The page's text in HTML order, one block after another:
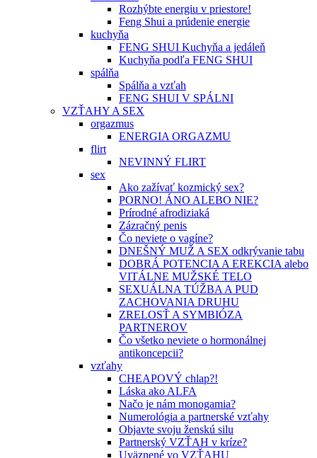
Rozhýbte energiu v priestore!
Feng Shui a prúdenie energie
kuchyňa
FENG SHUI Kuchyňa a jedáleň
Kuchyňa podľa FENG SHUI
spálňa
Spálňa a vzťah
FENG SHUI V SPÁLNI
VZŤAHY A SEX
orgazmus
ENERGIA ORGAZMU
flirt
NEVINNÝ FLIRT
sex
Ako zažívať kozmický sex?
PORNO! ÁNO ALEBO NIE?
Prírodné afrodiziaká
Zázračný penis
Čo neviete o vagíne?
DNEŠNÝ MUŽ A SEX odkrývanie tabu
DOBRÁ POTENCIA A EREKCIA alebo
VITÁLNE MUŽSKÉ TELO
SEXUÁLNA TÚŽBA A PUD
ZACHOVANIA DRUHU
ZRELOSŤ A SYMBIÓZA
PARTNEROV
Čo všetko neviete o hormonálnej
antikoncepcii?
vzťahy
CHEAPOVÝ chlap?!
Láska ako ALFA
Načo je nám monogamia?
Numerológia a partnerské vzťahy
Objavte svoju ženskú silu
Partnerský VZŤAH v kríze?
Uväznené vo VZŤAHU